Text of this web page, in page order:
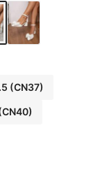
(CN37)